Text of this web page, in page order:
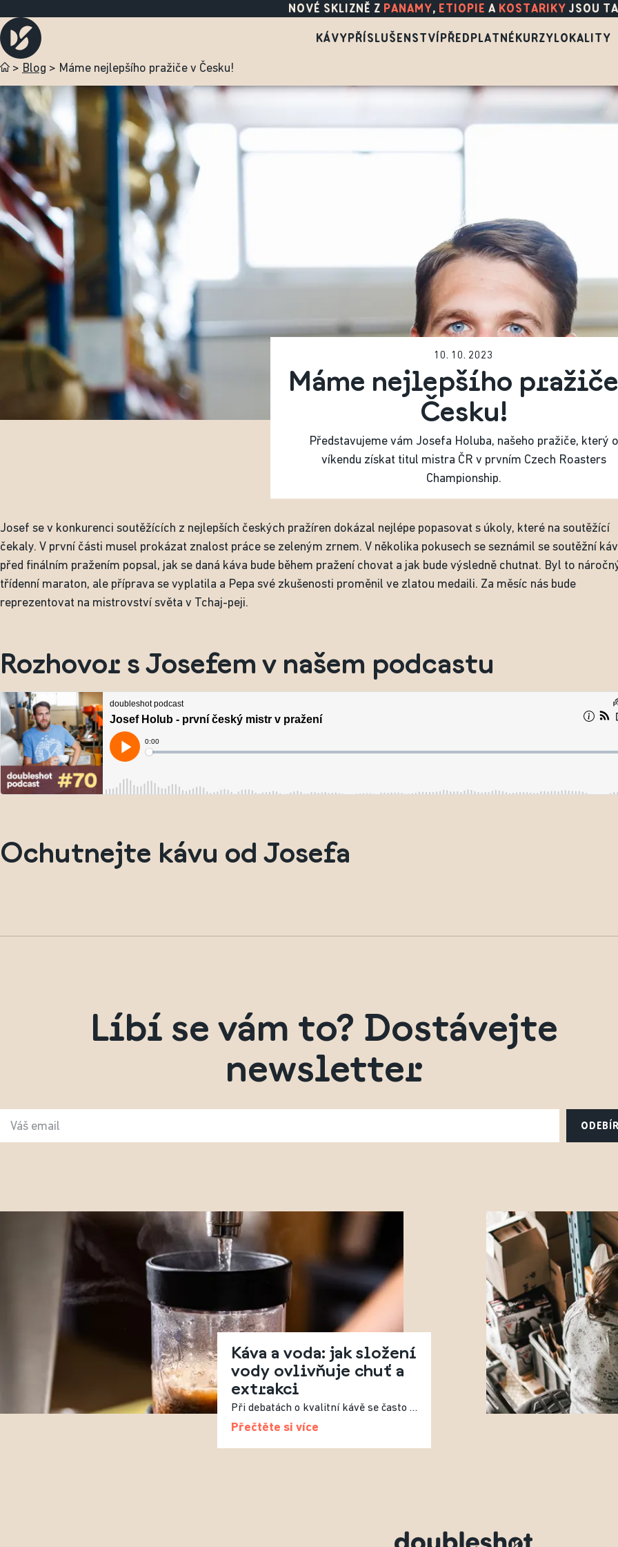
NOVÉ SKLIZNĚ Z PANAMY, ETIOPIE A KOSTARIKY JSOU
KÁVYPŘÍSLUŠENSTVÍPŘEDPLATNÉKURZYLOKALITY
> Blog > Máme nejlepšího pražiče v Česku!
10. 10. 2023
Máme nejlepšího
Česku!
Představujeme vám Josefa Holuba, našeho pražiče, který o
víkendu získat titul mistra ČR v prvním Czech Roasters
Championship.
Josef se v konkurenci soutěžících z nejlepších českých pražíren dokázal nejlépe popasovat s úkoly, které na soutěžící
čekaly. V první části musel prokázat znalost práce se zeleným zrnem. V několika pokusech se seznámil se soutěžní
před finálním pražením popsal, jak se daná káva bude během pražení chovat a jak bude výsledně chutnat. Byl to
třídenní maraton, ale příprava se vyplatila a Pepa své zkušenosti proměnil ve zlatou medaili. Za měsíc nás bude
reprezentovat na mistrovství světa v Tchaj-peji.
Rozhovor s Josefem v našem podcastu
Ochutnejte kávu od Josefa
Líbí se vám to? Dostávejte
newsletter
Káva a voda: jak složení
vody ovlivňuje chuť a
extrakci
Při debatách o kvalitní kávě se často řeší původ zrn, způsob pražení nebo recept. Méně často se mluví o vodě, přestože právě ta tvoří více než 98 % výsledného nápoje. Složení vody tak zásadně ovlivňuje výslednou chuť.
Přečtěte si více